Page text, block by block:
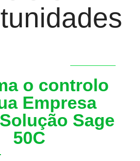
o controlo
Empresa
Sage
50C